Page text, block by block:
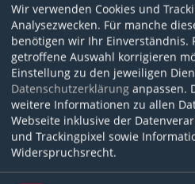
Ohne Microsoft-
Anmeldename
Passwort
Wir verwenden Cookies und
Analysezwecken. Für manche
benötigen wir Ihr Einverständnis.
getroffene Auswahl korrigieren
Einstellung zu den jeweiligen
Datenschutzerklärung anpassen.
weitere Informationen zu allen
Webseite inklusive der
und Trackingpixel sowie
Widerspruchsrecht.